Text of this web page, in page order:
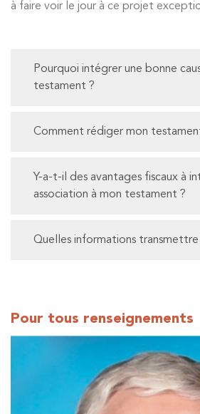
à faire voir le jour à ce projet
Pourquoi intégrer une bonne
testament ?
Comment rédiger mon
Y-a-t-il des avantages fiscaux à
association à mon testament ?
Quelles informations
Pour tous renseignements